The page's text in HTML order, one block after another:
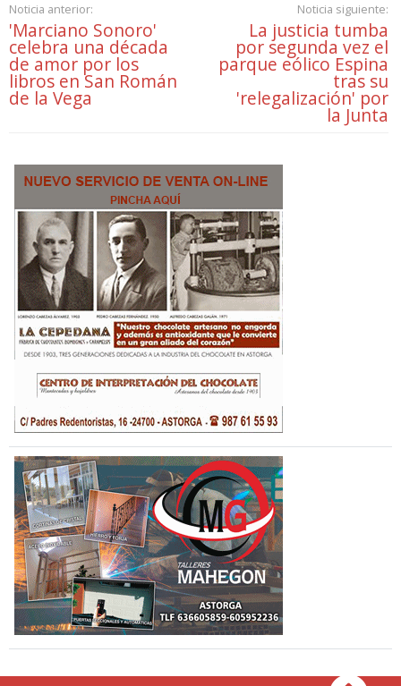
Noticia anterior:
'Marciano Sonoro'
celebra una década
de amor por los
libros en San Román
de la Vega
Noticia siguiente:
La justicia tumba
por segunda vez el
parque eólico Espina
tras su
'relegalización' por
la Junta